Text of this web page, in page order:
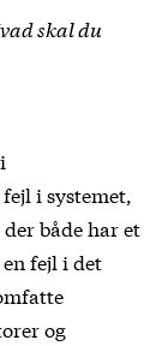
skal du
i systemet,
både har et
fejl i det
og